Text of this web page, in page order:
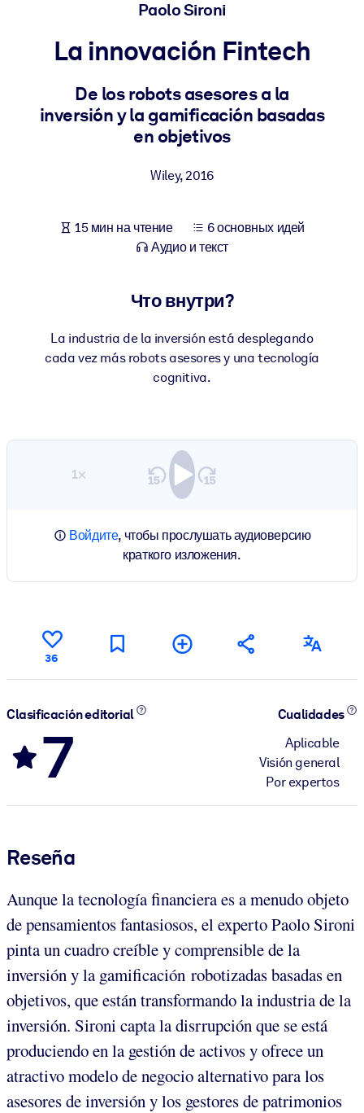
ПО СИСТЕМАМ
Интегрируйте краткие проверенные знания в вашу LMS/LXP для
лучших результатов обучения.
Для корпоративных библиотек
Обогатите корпоративную библиотеку надежными и готовыми к
Для ИИ-систем
Используйте надежные структурированные знания для
Paolo Sironi
La innovación Fintech
De los robots asesores a la
inversión y la gamificación basadas
en objetivos
Wiley,2016
15 мин на чтение
6 основных идей
Аудио и текст
Что внутри?
La industria de la inversión está desplegando
cada vez más robots asesores y una tecnología
cognitiva.
1×
Войдите, чтобы прослушать аудиоверсию
краткого изложения.
36
Clasificación editorial
7
Cualidades
Aplicable
Visión general
Por expertos
Reseña
Aunque la tecnología financiera es a menudo objeto
de pensamientos fantasiosos, el experto Paolo Sironi
pinta un cuadro creíble y comprensible de la
inversión y la gamificación robotizadas basadas en
objetivos, que están transformando la industria de la
inversión. Sironi capta la disrrupción que se está
produciendo en la gestión de activos y ofrece un
atractivo modelo de negocio alternativo para los
asesores de inversión y los gestores de patrimonios